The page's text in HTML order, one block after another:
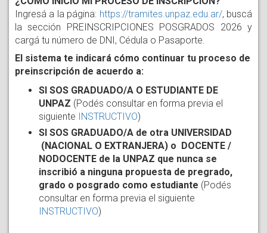
Ingresá a la página: https://tramites.unpaz.edu.ar/, buscá
la sección PREINSCRIPCIONES POSGRADOS 2026 y
cargá tu número de DNI, Cédula o Pasaporte.
El sistema te indicará cómo continuar tu proceso de
preinscripción de acuerdo a:
SI SOS GRADUADO/A O ESTUDIANTE DE
UNPAZ (Podés consultar en forma previa el
siguiente INSTRUCTIVO)
SI SOS GRADUADO/A de otra UNIVERSIDAD
(NACIONAL O EXTRANJERA) o DOCENTE /
NODOCENTE de la UNPAZ que nunca se
inscribió a ninguna propuesta de pregrado,
grado o posgrado como estudiante (Podés
consultar en forma previa el siguiente
INSTRUCTIVO)